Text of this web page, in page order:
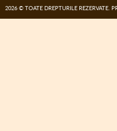
2026 © TOATE DREPTURILE REZERVATE.